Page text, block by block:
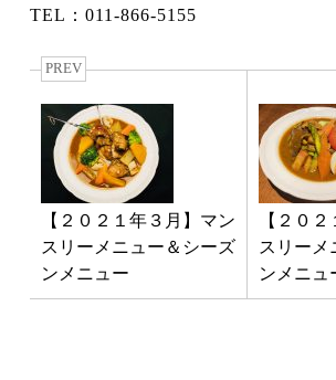
TEL：011-866-5155
PREV
【２０２１年３月】マン
スリーメニュー＆シーズ
ンメニュー
【２０
スリーメ
ンメニュ